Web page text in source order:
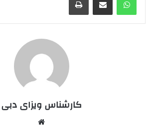
کارشناس ویزای دبی